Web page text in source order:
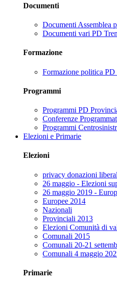
Documenti
Documenti Assemblea
Documenti vari PD
Formazione
Formazione politica PD
Programmi
Programmi PD
Conferenze
Programmi
Elezioni e Primarie
Elezioni
privacy donazioni
26 maggio - Elezioni
26 maggio 2019 -
Europee 2014
Nazionali
Provinciali 2013
Elezioni Comunità di
Comunali 2015
Comunali 20-21
Comunali 4 maggio
Primarie